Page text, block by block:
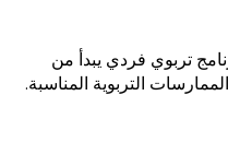
تربوي فردي يبدأ من
التربوية المناسبة.